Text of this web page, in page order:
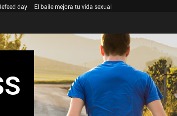
day El baile mejora tu vida sexual